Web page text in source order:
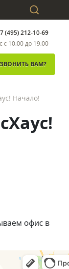
(495) 212-10-69
с 10.00 до 19.00
ВАМ?
Начало!
офис в